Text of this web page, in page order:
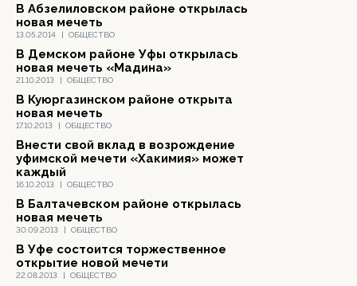
13.05.2014 | ОБЩЕСТВО
В Абзелиловском районе открылась
новая мечеть
21.10.2013 | ОБЩЕСТВО
В Демском районе Уфы открылась
новая мечеть «Мадина»
17.10.2013 | ОБЩЕСТВО
В Куюргазинском районе открыта
новая мечеть
16.10.2013 | ОБЩЕСТВО
Внести свой вклад в возрождение
уфимской мечети «Хакимия» может
каждый
30.09.2013 | ОБЩЕСТВО
В Балтачевском районе открылась
новая мечеть
22.08.2013 | ОБЩЕСТВО
В Уфе состоится торжественное
открытие новой мечети